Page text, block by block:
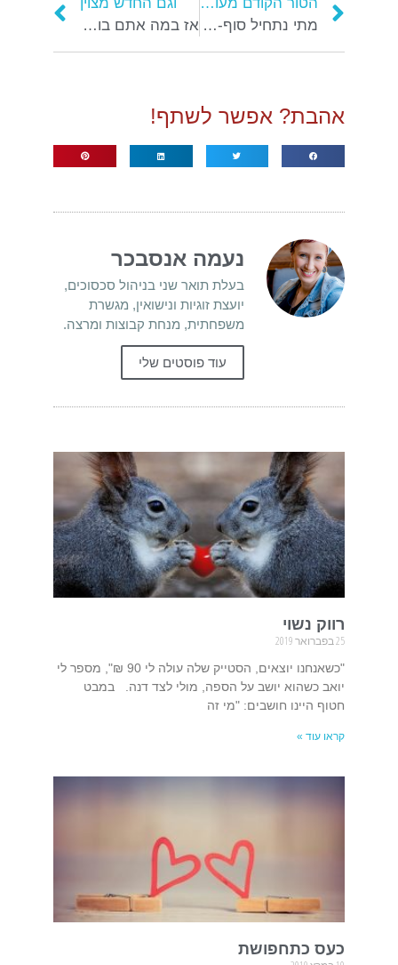
הטור הקודם מעולה
מתי נתחיל סוף-סוף ללמד אהבה?
וגם החדש מצוין
אז במה אתם בוחרים?
אהבת? אפשר לשתף!
נעמה אנסבכר
בעלת תואר שני בניהול סכסוכים,
יועצת זוגיות ונישואין, מגשרת
משפחתית, מנחת קבוצות ומרצה.
עוד פוסטים שלי
רווק נשוי
25 בפברואר 2019
"כשאנחנו יוצאים, הסטייק שלה עולה לי 90 ₪", מספר לי
יואב כשהוא יושב על הספה, מולי לצד דנה. במבט
חטוף היינו חושבים: "מי זה
קראו עוד »
כעס כתחפושת